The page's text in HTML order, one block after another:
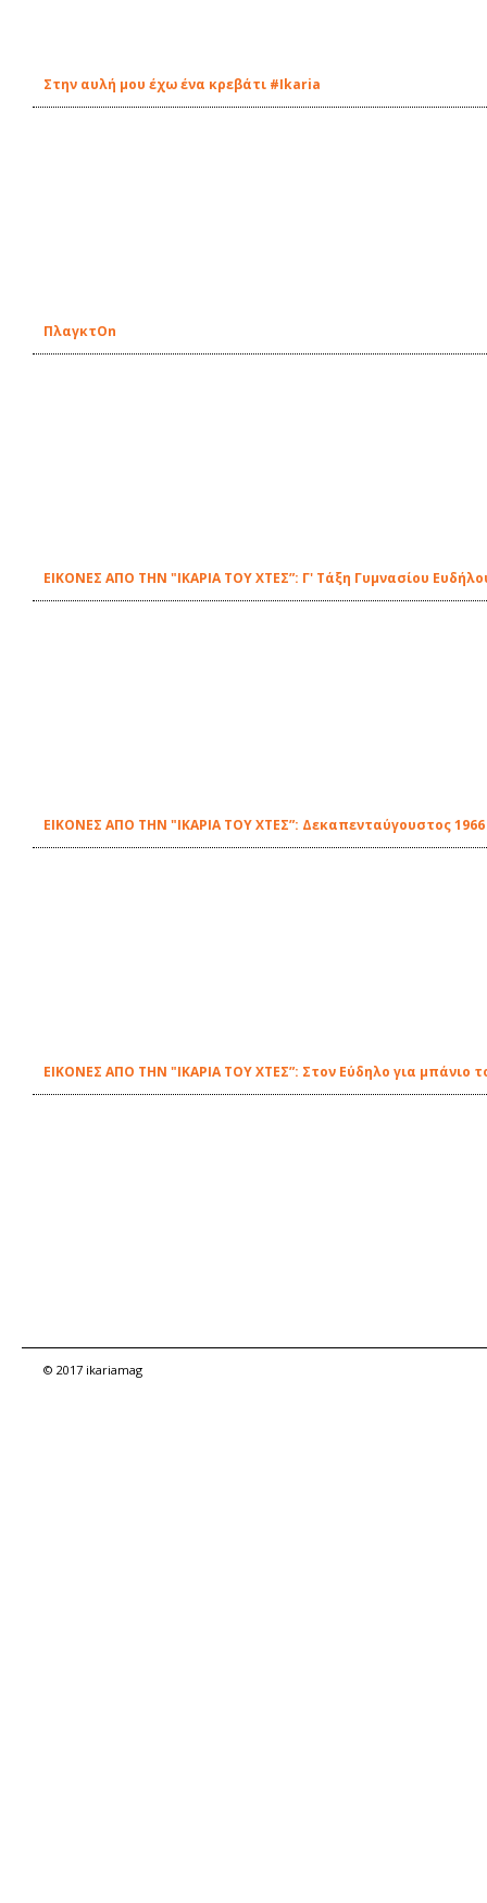
Στην αυλή μου έχω ένα κρεβάτι #Ikaria
ΠλαγκτOn
ΕΙΚΟΝΕΣ ΑΠΟ ΤΗΝ "ΙΚΑΡΙΑ ΤΟΥ ΧΤΕΣ”: Γ' Τάξη Γυμνασίου
ΕΙΚΟΝΕΣ ΑΠΟ ΤΗΝ "ΙΚΑΡΙΑ ΤΟΥ ΧΤΕΣ”: Δεκαπενταύγουστος
ΕΙΚΟΝΕΣ ΑΠΟ ΤΗΝ "ΙΚΑΡΙΑ ΤΟΥ ΧΤΕΣ”: Στον Εύδηλο για μπάνιο
© 2017 ikariamag